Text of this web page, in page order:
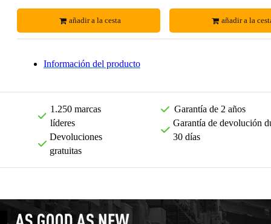
añadir a la cesta añadir a la
Información del producto
1.250 marcas
líderes
Devoluciones
gratuitas
Garantía de 2 años
Garantía de devolución
30 días